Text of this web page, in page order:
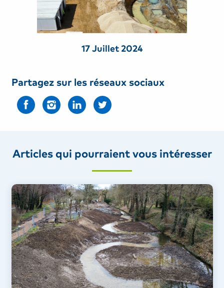
17 Juillet 2024
Partagez sur les réseaux sociaux
Articles qui pourraient vous intéresser